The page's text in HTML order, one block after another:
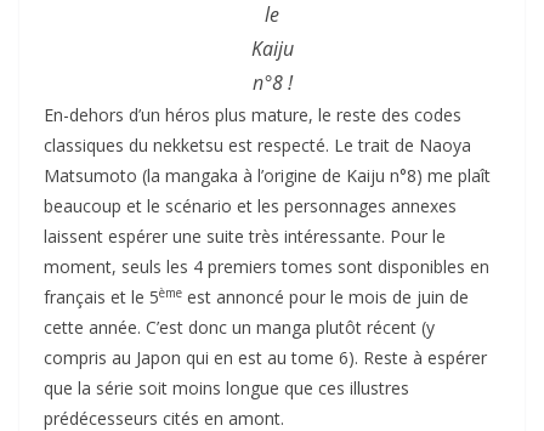
le
Kaiju
n°8 !
En-dehors d’un héros plus mature, le reste des codes
classiques du nekketsu est respecté. Le trait de Naoya
Matsumoto (la mangaka à l’origine de Kaiju n°8) me plaît
beaucoup et le scénario et les personnages annexes
laissent espérer une suite très intéressante. Pour le
moment, seuls les 4 premiers tomes sont disponibles en
français et le 5ème est annoncé pour le mois de juin de
cette année. C’est donc un manga plutôt récent (y
compris au Japon qui en est au tome 6). Reste à espérer
que la série soit moins longue que ces illustres
prédécesseurs cités en amont.